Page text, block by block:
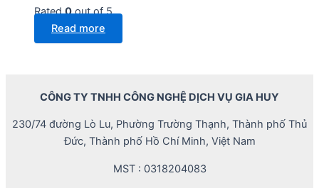
Rated0out of 5
Read more
CÔNG TY TNHH CÔNG NGHỆ DỊCH VỤ GIA HUY
230/74 đường Lò Lu, Phường Trường Thạnh, Thành phố Thủ
Đức, Thành phố Hồ Chí Minh, Việt Nam
MST : 0318204083